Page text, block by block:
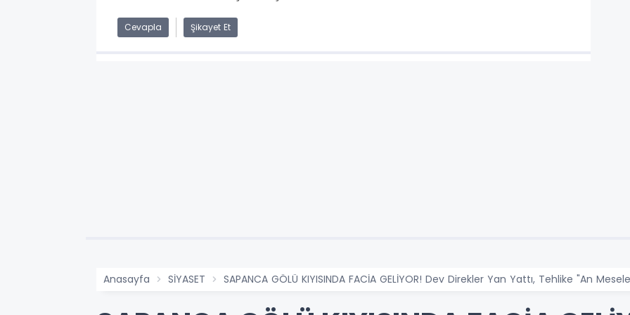
Cevapla Şikayet Et
Anasayfa SİYASET SAPANCA GÖLÜ KIYISINDA FACİA GELİYOR! Dev Direkler Yan Yattı, Tehlike "An